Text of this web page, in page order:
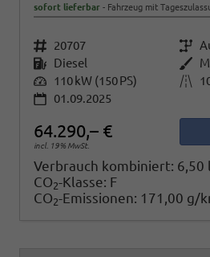
sofort lieferbar Fahrzeug mit
Fahrzeugnr. 20707 Getriebe
Kraftstoff Diesel Außenfarbe
Leistung 110 kW (150 PS) Kilometerstand
01.09.2025
64.290,– €
incl. 19% MwSt.
Verbrauch kombiniert: 6,50
CO2-Klasse: F
CO2-Emissionen: 171,00 g/